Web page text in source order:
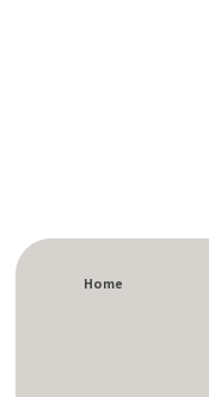
Home